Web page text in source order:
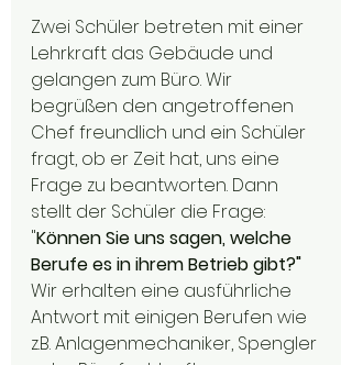
Zwei Schüler betreten mit einer
Lehrkraft das Gebäude und
gelangen zum Büro. Wir
begrüßen den angetroffenen
Chef freundlich und ein Schüler
fragt, ob er Zeit hat, uns eine
Frage zu beantworten. Dann
stellt der Schüler die Frage:
"Können Sie uns sagen, welche
Berufe es in ihrem Betrieb gibt?"
Wir erhalten eine ausführliche
Antwort mit einigen Berufen wie
z.B. Anlagenmechaniker, Spengler